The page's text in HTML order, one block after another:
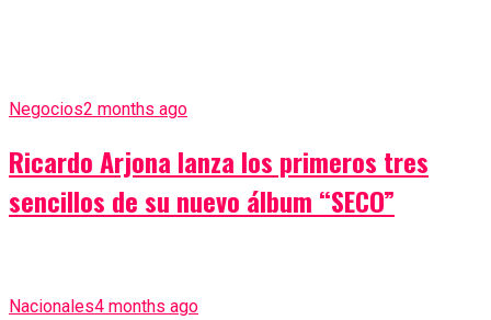
Negocios2 months ago
Ricardo Arjona lanza los primeros tres
sencillos de su nuevo álbum “SECO”
Nacionales4 months ago